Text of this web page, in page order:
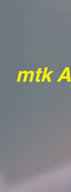
mtk